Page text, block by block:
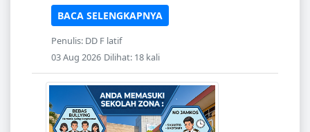
BACA SELENGKAPNYA
Penulis: DD F latif
03 Aug 2026 Dilihat: 18 kali